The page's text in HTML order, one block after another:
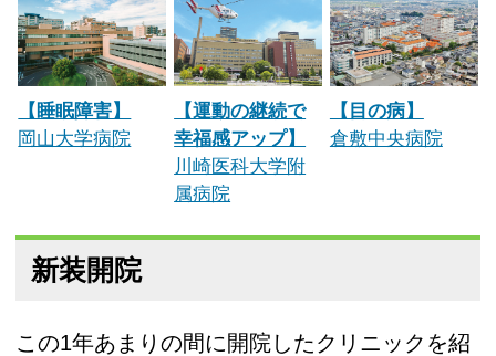
【睡眠障害】
岡山大学病院
【運動の継続で
幸福感アップ】
川崎医科大学附
属病院
【目の病】
倉敷中央病院
新装開院
この1年あまりの間に開院したクリニックを紹